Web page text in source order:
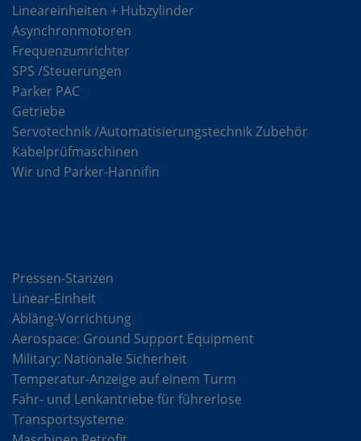
Lineareinheiten + Hubzylinder
Asynchronmotoren
Frequenzumrichter
SPS /Steuerungen
Parker PAC
Getriebe
Servotechnik /Automatisierungstechnik Zubehör
Kabelprüfmaschinen
Wir und Parker-Hannifin
Pressen-Stanzen
Linear-Einheit
Abläng-Vorrichtung
Aerospace: Ground Support Equipment
Military: Nationale Sicherheit
Temperatur-Anzeige auf einem Turm
Fahr- und Lenkantriebe für führerlose
Transportsysteme